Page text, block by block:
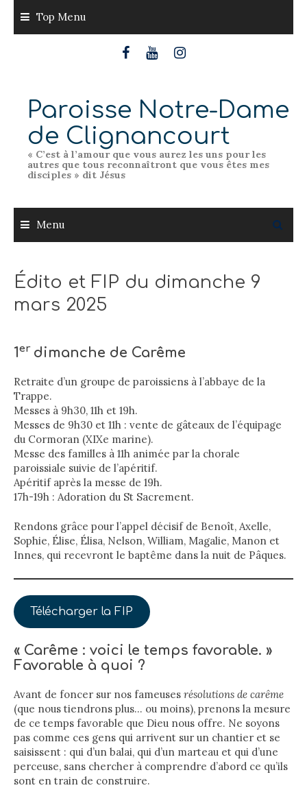
content
Top Menu
Paroisse Notre-Dame
de Clignancourt
« C’est à l’amour que vous aurez les uns pour les
autres que tous reconnaîtront que vous êtes mes
disciples » dit Jésus
Menu
Édito et FIP du dimanche 9
mars 2025
1er dimanche de Carême
Retraite d’un groupe de paroissiens à l’abbaye de la
Trappe.
Messes à 9h30, 11h et 19h.
Messes de 9h30 et 11h : vente de gâteaux de l’équipage
du Cormoran (XIXe marine).
Messe des familles à 11h animée par la chorale
paroissiale suivie de l’apéritif.
Apéritif après la messe de 19h.
17h-19h : Adoration du St Sacrement.
Rendons grâce pour l’appel décisif de Benoît, Axelle,
Sophie, Élise, Élisa, Nelson, William, Magalie, Manon et
Innes, qui recevront le baptême dans la nuit de Pâques.
Télécharger la FIP
« Carême : voici le temps favorable. »
Favorable à quoi ?
Avant de foncer sur nos fameuses résolutions de carême
(que nous tiendrons plus… ou moins), prenons la mesure
de ce temps favorable que Dieu nous offre. Ne soyons
pas comme ces gens qui arrivent sur un chantier et se
saisissent : qui d’un balai, qui d’un marteau et qui d’une
perceuse, sans chercher à comprendre d’abord ce qu’ils
sont en train de construire.